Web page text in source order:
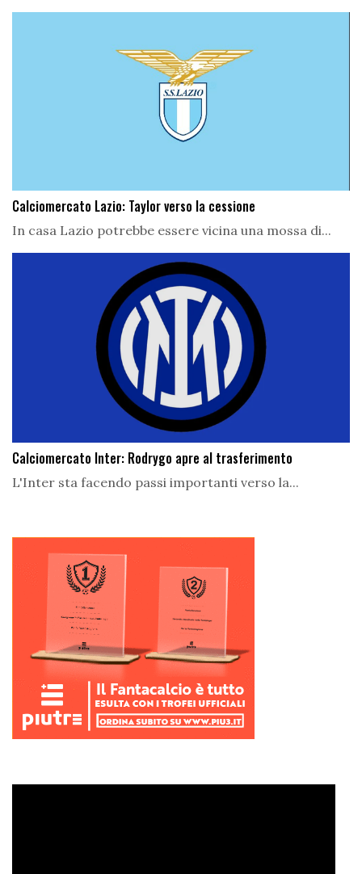
Calciomercato Lazio: Taylor verso la cessione
In casa Lazio potrebbe essere vicina una mossa di...
Calciomercato Inter: Rodrygo apre al trasferimento
L'Inter sta facendo passi importanti verso la...